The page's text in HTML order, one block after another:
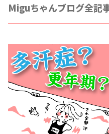
Miguちゃんブログ全記